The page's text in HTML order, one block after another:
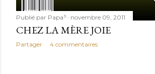
Publié par Papa³ novembre 09, 2011
CHEZ LA MÈRE JOIE
Partager 4 commentaires